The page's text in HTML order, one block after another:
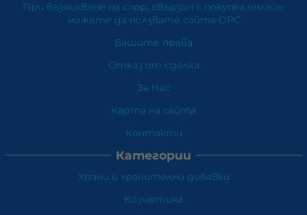
При възникване на спор, свързан с покупка онлайн,
можете да ползвате сайта ОРС
Вашите права
Отказ от сделка
За Нас
Карта на сайта
Контакти
Категории
Храни и хранителни добавки
Козметика